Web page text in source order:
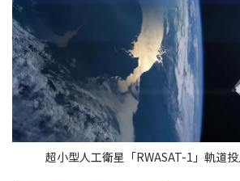
超小型人工衛星「RWASAT-1」軌道